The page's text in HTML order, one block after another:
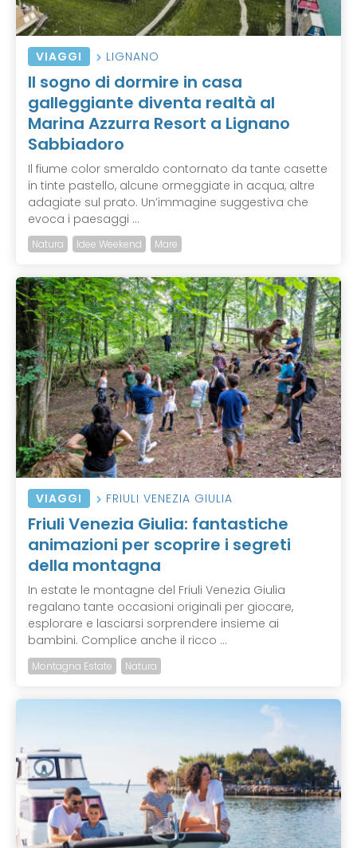
VIAGGI LIGNANO
Il sogno di dormire in casa
galleggiante diventa realtà al
Marina Azzurra Resort a Lignano
Sabbiadoro
Il fiume color smeraldo contornato da tante casette
in tinte pastello, alcune ormeggiate in acqua, altre
adagiate sul prato. Un’immagine suggestiva che
evoca i paesaggi ...
Natura Idee Weekend Mare
VIAGGI FRIULI VENEZIA GIULIA
Friuli Venezia Giulia: fantastiche
animazioni per scoprire i segreti
della montagna
In estate le montagne del Friuli Venezia Giulia
regalano tante occasioni originali per giocare,
esplorare e lasciarsi sorprendere insieme ai
bambini. Complice anche il ricco ...
Montagna Estate Natura